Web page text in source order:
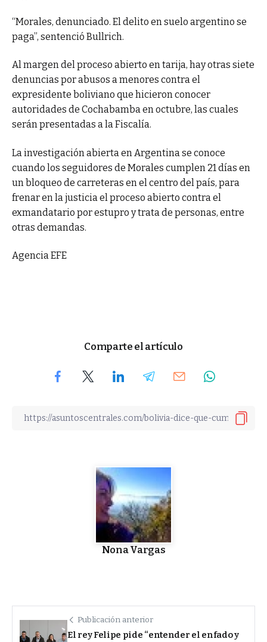
“Morales, denunciado. El delito en suelo argentino se
paga”, sentenció Bullrich.
Al margen del proceso abierto en tarija, hay otras siete
denuncias por abusos a menores contra el
expresidente boliviano que hicieron conocer
autoridades de Cochabamba en octubre, las cuales
serán presentadas a la Fiscalía.
La investigación abierta en Argentina se conoce
cuando los seguidores de Morales cumplen 21 días en
un bloqueo de carreteras en el centro del país, para
frenar en la justicia el proceso abierto contra el
exmandatario por estupro y trata de personas, entre
otras demandas.
Agencia EFE
Comparte el artículo
Nona Vargas
Publicación anterior
El rey Felipe pide “entender el enfado y